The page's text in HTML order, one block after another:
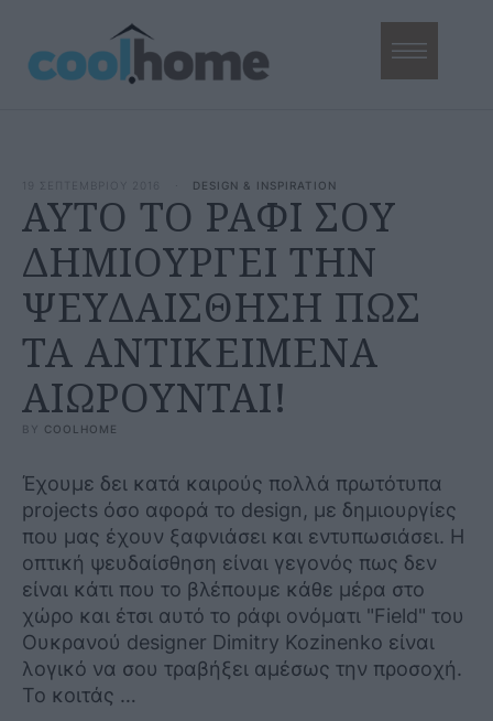
19 ΣΕΠΤΕΜΒΡΙΟΥ 2016 DESIGN & INSPIRATION
ΑΥΤΟ ΤΟ ΡΑΦΙ ΣΟΥ
ΔΗΜΙΟΥΡΓΕΙ ΤΗΝ
ΨΕΥΔΑΙΣΘΗΣΗ ΠΩΣ
ΤΑ ΑΝΤΙΚΕΙΜΕΝΑ
ΑΙΩΡΟΥΝΤΑΙ!
BY COOLHOME
Έχουμε δει κατά καιρούς πολλά πρωτότυπα
projects όσο αφορά το design, με δημιουργίες
που μας έχουν ξαφνιάσει και εντυπωσιάσει. Η
οπτική ψευδαίσθηση είναι γεγονός πως δεν
είναι κάτι που το βλέπουμε κάθε μέρα στο
χώρο και έτσι αυτό το ράφι ονόματι "Field" του
Ουκρανού designer Dimitry Kozinenko είναι
λογικό να σου τραβήξει αμέσως την προσοχή.
Το κοιτάς …